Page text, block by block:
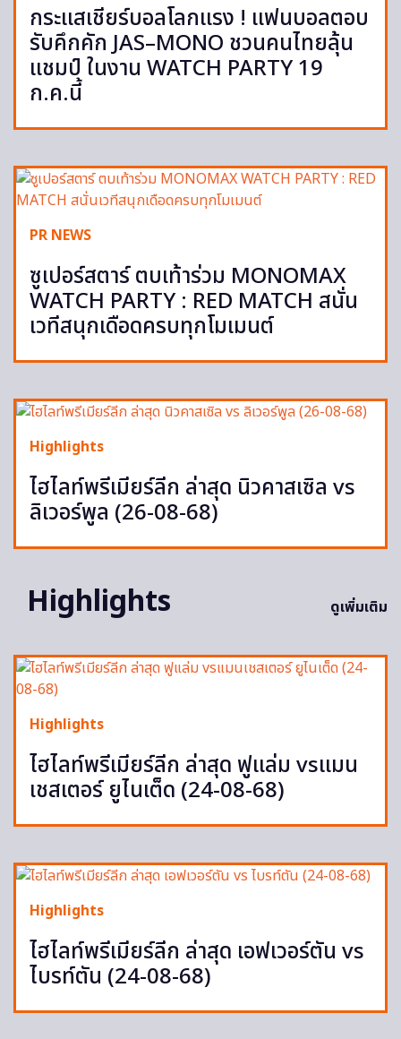
กระแสเชียร์บอลโลกแรง ! แฟนบอลตอบ
รับคึกคัก JAS–MONO ชวนคนไทยลุ้น
แชมป์ ในงาน WATCH PARTY 19
ก.ค.นี้
PR NEWS
ซูเปอร์สตาร์ ตบเท้าร่วม MONOMAX
WATCH PARTY : RED MATCH สนั่น
เวทีสนุกเดือดครบทุกโมเมนต์
Highlights
ไฮไลท์พรีเมียร์ลีก ล่าสุด นิวคาสเซิล vs
ลิเวอร์พูล (26-08-68)
Highlights ดูเพิ่มเติม
Highlights
ไฮไลท์พรีเมียร์ลีก ล่าสุด ฟูแล่ม vsแมน
เชสเตอร์ ยูไนเต็ด (24-08-68)
Highlights
ไฮไลท์พรีเมียร์ลีก ล่าสุด เอฟเวอร์ตัน vs
ไบรท์ตัน (24-08-68)